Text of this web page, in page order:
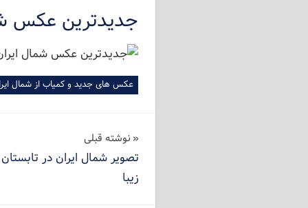
جدیدترین عکس
عکس های جدید و کمیاب از شمال
راهبری
نوشته
نوشته‌ قبلی
تصویر شمال ایران در
زیبا